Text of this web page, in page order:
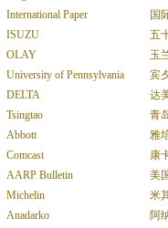
International Paper
国
ISUZU
五
OLAY
玉
University of Pennsylvania
宾
DELTA
达
Tsingtao
青
Abbott
雅
Comcast
康
AARP Bulletin
美
Michelin
米
Anadarko
阿